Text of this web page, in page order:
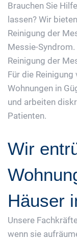
Brauchen Sie
lassen? Wir
Reinigung der
Messie-
Reinigung der
Für die
Wohnungen in
und arbeiten
Patienten.
Wir
Häuser
Unsere
wenn sie